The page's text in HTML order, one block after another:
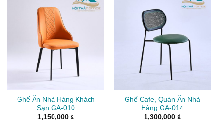
Ghế Ăn Nhà Hàng Khách
Sạn GA-010
1,150,000 ₫
Ghế Cafe, Quán Ăn Nhà
Hàng GA-014
1,300,000 ₫